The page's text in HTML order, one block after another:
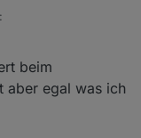
:
davon
du im
allerdings sollte
touch
nice
beim
aber egal was ich